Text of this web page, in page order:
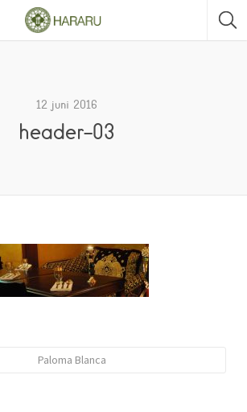
12 juni 2016
header-03
Paloma Blanca